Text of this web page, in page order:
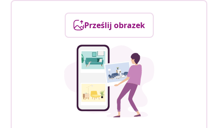
Prześlij obrazek